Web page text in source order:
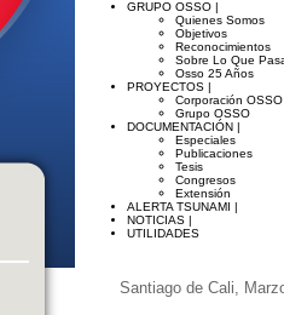
GRUPO OSSO |
Quienes Somos
Objetivos
Reconocimientos
Sobre Lo Que
Osso 25 Años
PROYECTOS |
Corporación OSSO
Grupo OSSO
DOCUMENTACIÓN |
Especiales
Publicaciones
Tesis
Congresos
Extensión
ALERTA TSUNAMI |
NOTICIAS |
UTILIDADES
Santiago de Cali,